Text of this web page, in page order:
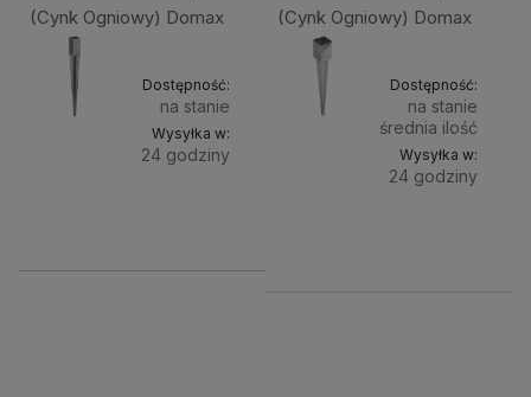
(Cynk Ogniowy) Domax
Dostępność:
na stanie
Wysyłka w:
24 godziny
(Cynk Ogniowy) Domax
Dostępność:
na stanie
średnia ilość
Wysyłka w:
24 godziny